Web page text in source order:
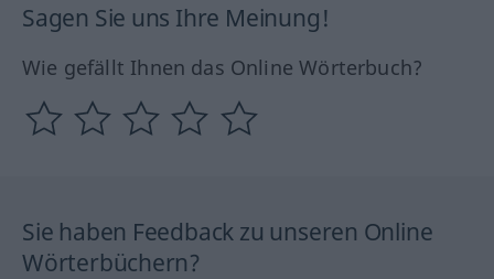
Sagen Sie uns Ihre Meinung!
Wie gefällt Ihnen das Online Wörterbuch?
Sie haben Feedback zu unseren Online
Wörterbüchern?